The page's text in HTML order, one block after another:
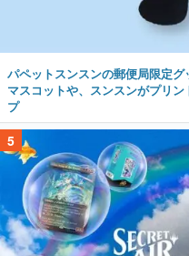
パペットスンスンの郵便局限定
マスコットや、スンスンがプリ
プ
5